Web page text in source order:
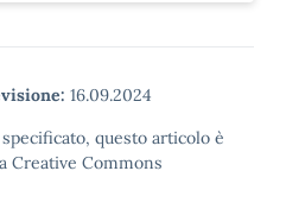
16.09.2024
questo articolo è
Creative Commons